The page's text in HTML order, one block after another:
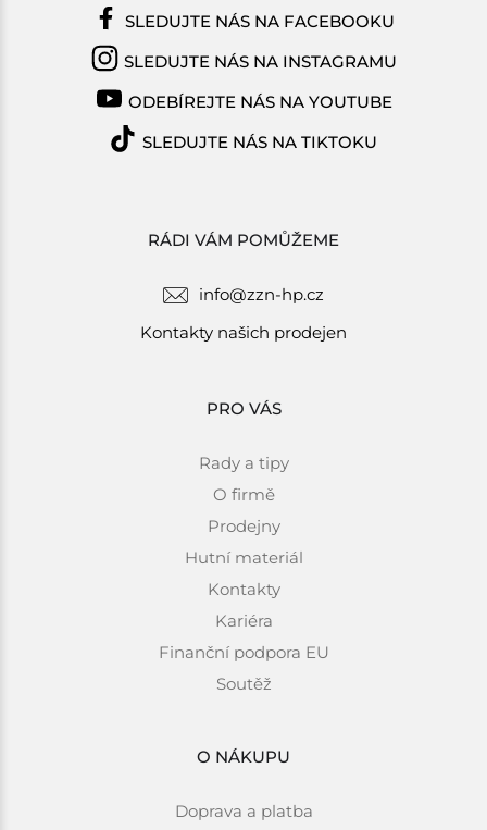
RÁDI VÁM POMŮŽEME
info@zzn-hp.cz
Kontakty našich prodejen
PRO VÁS
Rady a tipy
O firmě
Prodejny
Hutní materiál
Kontakty
Kariéra
Finanční podpora EU
Soutěž
O NÁKUPU
Doprava a platba
SLEDUJTE NÁS NA FACEBOOKU
SLEDUJTE NÁS NA INSTAGRAMU
ODEBÍREJTE NÁS NA YOUTUBE
SLEDUJTE NÁS NA TIKTOKU